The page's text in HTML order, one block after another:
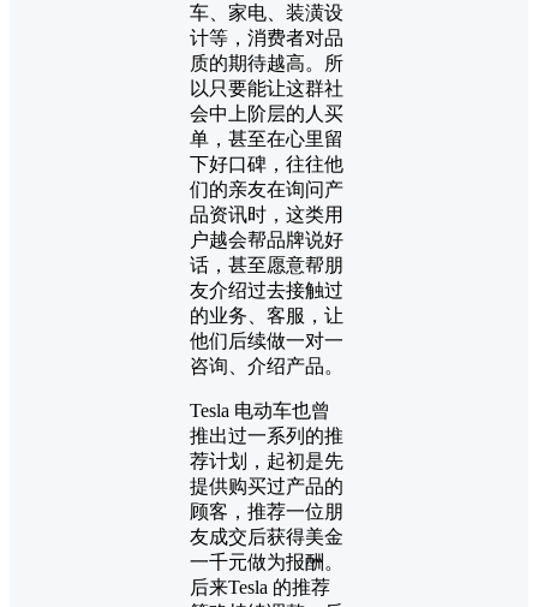
车、家电、装潢设
计等，消费者对品
质的期待越高。所
以只要能让这群社
会中上阶层的人买
单，甚至在心里留
下好口碑，往往他
们的亲友在询问产
品资讯时，这类用
户越会帮品牌说好
话，甚至愿意帮朋
友介绍过去接触过
的业务、客服，让
他们后续做一对一
咨询、介绍产品。
Tesla 电动车也曾
推出过一系列的推
荐计划，起初是先
提供购买过产品的
顾客，推荐一位朋
友成交后获得美金
一千元做为报酬。
后来Tesla 的推荐